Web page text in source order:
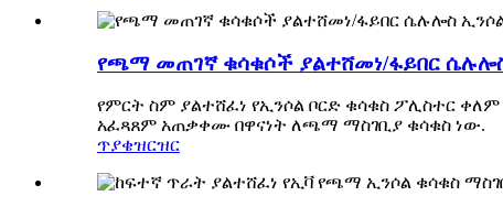
የጫማ መጠገኛ ቁሳቁሶች ያልተሸመነ/ፋይበር
የምርት ስም ያልተሸፈነ የኢንሶል ቦርድ ቁሳቁስ ፖሊስተር
አፈጻጸም አጠቃቀሙ በዋናነት ለጫማ ማስገቢያ ቁሳቁስ ነው.
ጥያቄዝርዝር